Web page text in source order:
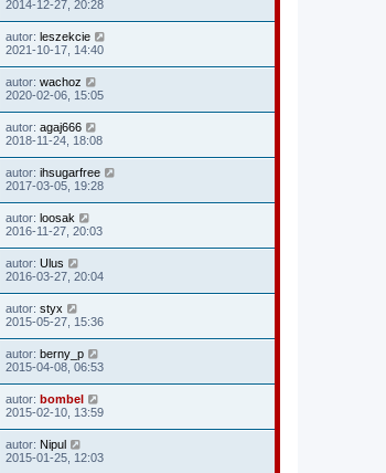
2014-12-27, 20:28
autor: leszekcie
2021-10-17, 14:40
autor: wachoz
2020-02-06, 15:05
autor: agaj666
2018-11-24, 18:08
autor: ihsugarfree
2017-03-05, 19:28
autor: loosak
2016-11-27, 20:03
autor: Ulus
2016-03-27, 20:04
autor: styx
2015-05-27, 15:36
autor: berny_p
2015-04-08, 06:53
autor: bombel
2015-02-10, 13:59
autor: Nipul
2015-01-25, 12:03